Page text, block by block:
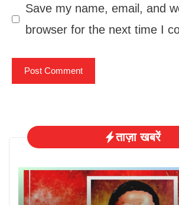
Save my name, email, and
browser for the next time I
ताज़ा खबरें